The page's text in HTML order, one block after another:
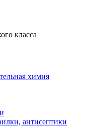
класса
химия
антисептики